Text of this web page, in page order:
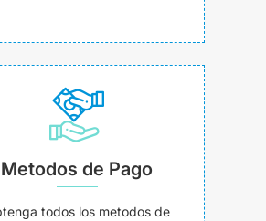
Metodos de Pago
todos los metodos de